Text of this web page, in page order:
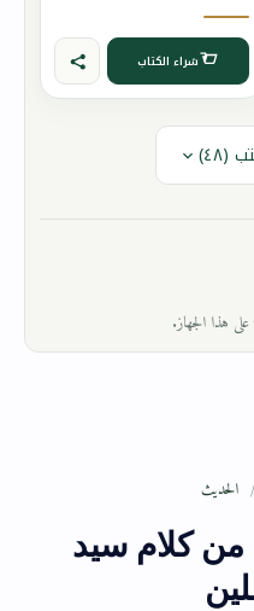
شراء الكتاب
هذا الجهاز.
الحديث
كلام سيد